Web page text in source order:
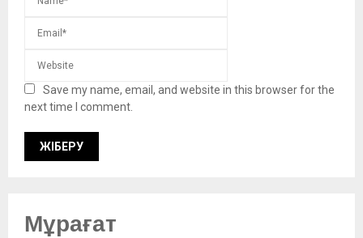
Save my name, email, and website in this browser for the
next time I comment.
Мұрағат